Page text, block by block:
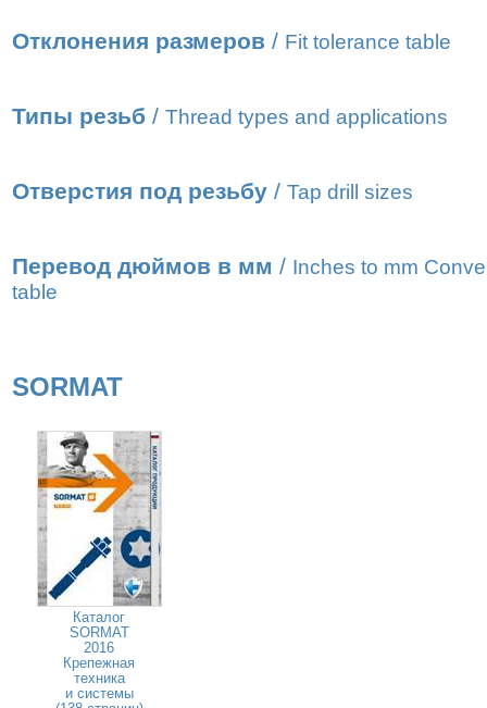
Отклонения размеров / Fit tolerance table
Типы резьб / Thread types and applications
Отверстия под резьбу / Tap drill sizes
Перевод дюймов в мм / Inches to mm
table
SORMAT
Каталог
SORMAT
2016
Крепежная
техника
и системы